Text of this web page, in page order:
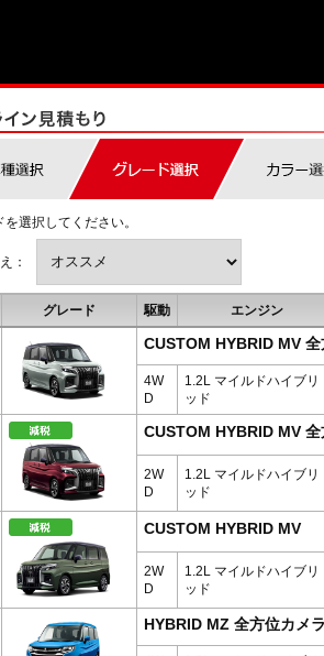
を選択してください。
：
グレード 駆動 エンジン
CUSTOM HYBRID MV
4W
D
1.2L マイルドハイブリ
ッド
CUSTOM HYBRID MV
2W
D
1.2L マイルドハイブリ
ッド
CUSTOM HYBRID MV
2W
D
1.2L マイルドハイブリ
ッド
HYBRID MZ 全方位カメ